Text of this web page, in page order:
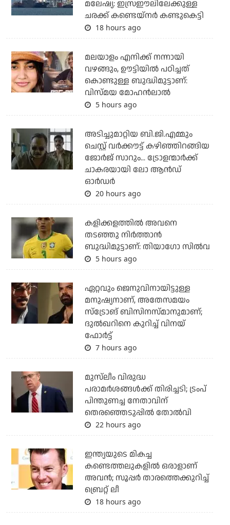
മലേഷ്യ: ഇസ്രഈലിലേക്കുള്ള
ചരക്ക് കണ്ടെയ്‌നര്‍ കണ്ടുകെട്ടി
18 hours ago
മലയാളം എനിക്ക് നന്നായി
വഴങ്ങും, ഊട്ടിയില്‍ പഠിച്ചത്
കൊണ്ടുള്ള ബുദ്ധിമുട്ടാണ്:
വിസ്മയ മോഹന്‍ലാല്‍
5 hours ago
അടിച്ചുമാറ്റിയ ബി.ജി.എമ്മും
ചെസ്റ്റ് വര്‍ക്കൗട്ട് കഴിഞ്ഞിറങ്ങിയ
ജോര്‍ജ് സാറും... ട്രോളന്മാര്‍ക്ക്
ചാകരയായി ലോ ആന്‍ഡ്
ഓര്‍ഡര്‍
20 hours ago
കളിക്കളത്തില്‍ അവനെ
തടഞ്ഞു നിര്‍ത്താന്‍
ബുദ്ധിമുട്ടാണ്: തിയാഗോ സില്‍വ
5 hours ago
ഏറ്റവും ജെനുവിനായിട്ടുള്ള
മനുഷ്യനാണ്, അതേസമയം
സ്‌ട്രോങ് ബിസിനസ്മാനുമാണ്;
ദുല്‍ഖറിനെ കുറിച്ച് വിനയ്
ഫോര്‍ട്ട്
7 hours ago
മുസ്‌ലീം വിരുദ്ധ
പരാമര്‍ശങ്ങള്‍ക്ക് തിരിച്ചടി; ട്രംപ്
പിന്തുണച്ച നേതാവിന്
തെരഞ്ഞെടുപ്പില്‍ തോല്‍വി
22 hours ago
ഇന്ത്യയുടെ മികച്ച
കണ്ടെത്തലുകളില്‍ ഒരാളാണ്
അവന്‍; സൂപ്പര്‍ താരത്തെക്കുറിച്ച്
ബ്രെറ്റ് ലീ
18 hours ago